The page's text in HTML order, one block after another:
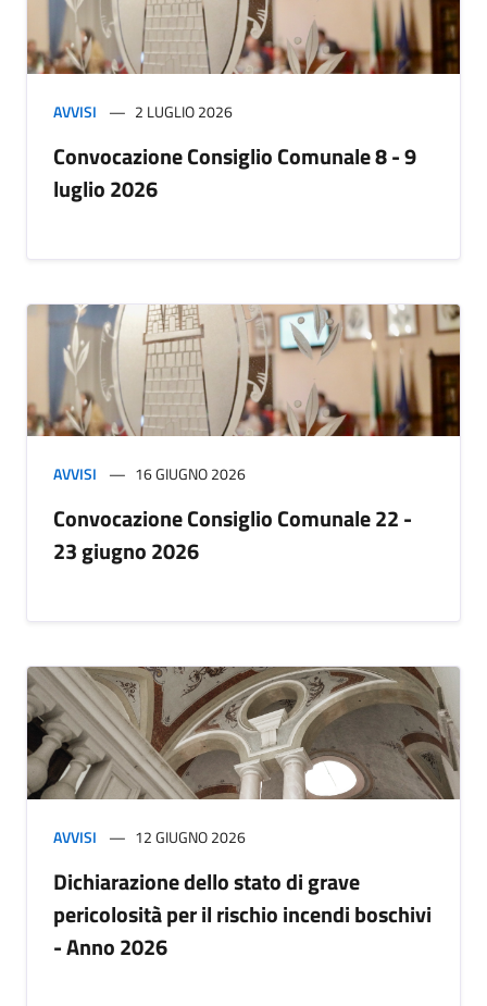
AVVISI 2 LUGLIO 2026
Convocazione Consiglio Comunale 8 - 9
luglio 2026
AVVISI 16 GIUGNO 2026
Convocazione Consiglio Comunale 22 -
23 giugno 2026
AVVISI 12 GIUGNO 2026
Dichiarazione dello stato di grave
pericolosità per il rischio incendi boschivi
- Anno 2026